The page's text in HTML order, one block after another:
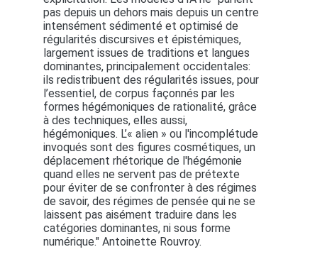
pas depuis un dehors mais depuis un centre
intensément sédimenté et optimisé de
régularités discursives et épistémiques,
largement issues de traditions et langues
dominantes, principalement occidentales:
ils redistribuent des régularités issues, pour
l’essentiel, de corpus façonnés par les
formes hégémoniques de rationalité, grâce
à des techniques, elles aussi,
hégémoniques. L’« alien » ou l'incomplétude
invoqués sont des figures cosmétiques, un
déplacement rhétorique de l'hégémonie
quand elles ne servent pas de prétexte
pour éviter de se confronter à des régimes
de savoir, des régimes de pensée qui ne se
laissent pas aisément traduire dans les
catégories dominantes, ni sous forme
numérique." Antoinette Rouvroy.